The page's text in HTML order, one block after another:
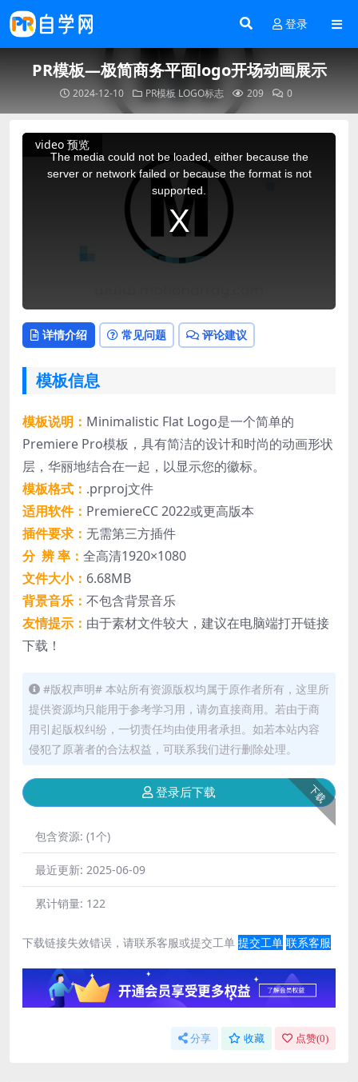
登录
PR模板—极简商务平面logo开场动画展示
2024-12-10 PR模板 LOGO标志 209 0
video 预览
This
The media could not be loaded, either because the
server or network failed or because the format is not
supported.
详情介绍 常见问题 评论建议
模板信息
模板说明： Minimalistic Flat Logo是一个简单的
Premiere Pro模板，具有简洁的设计和时尚的动画形状
层，华丽地结合在一起，以显示您的徽标。
模板格式： .prproj文件
适用软件： PremiereCC 2022或更高版本
插件要求： 无需第三方插件
分 辨 率： 全高清1920×1080
文件大小： 6.68MB
背景音乐： 不包含背景音乐
友情提示： 由于素材文件较大，建议在电脑端打开链接
下载！
#版权声明# 本站所有资源版权均属于原作者所有，这里所
提供资源均只能用于参考学习用，请勿直接商用。若由于商
用引起版权纠纷，一切责任均由使用者承担。如若本站内容
侵犯了原著者的合法权益，可联系我们进行删除处理。
下载
登录后下载
包含资源: (1个)
最近更新: 2025-06-09
累计销量: 122
下载链接失效错误，请联系客服或提交工单 提交工单 联系客服
分享 收藏 点赞(0)